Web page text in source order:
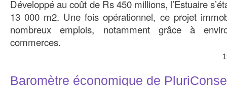
Développé au coût de Rs 450 millions, l’Estuaire
13 000 m2. Une fois opérationnel, ce projet
nombreux emplois, notamment grâce à
commerces.
Baromètre économique de